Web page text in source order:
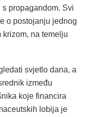
propagandom. Svi
o postojanju jednog
na temelju
svjetlo dana, a
između
koje financira
lobija je